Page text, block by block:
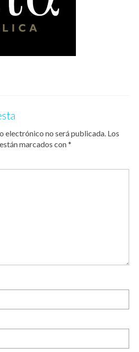
electrónico no será publicada. Los
marcados con*